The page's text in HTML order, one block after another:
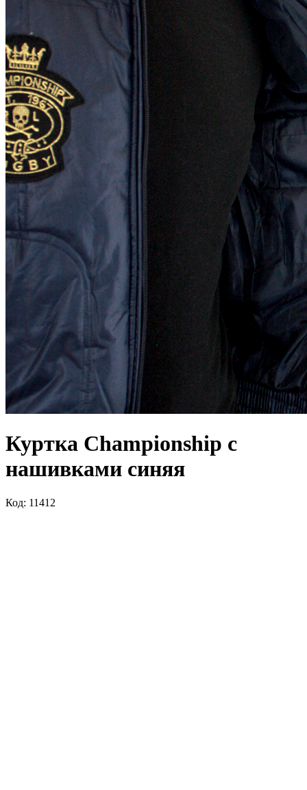
Куртка Championship с
нашивками синяя
Код: 11412